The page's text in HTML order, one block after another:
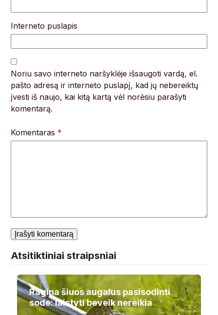
Interneto puslapis
Noriu savo interneto naršyklėje išsaugoti vardą, el.
pašto adresą ir interneto puslapį, kad jų nebereiktų
įvesti iš naujo, kai kitą kartą vėl norėsiu parašyti
komentarą.
Komentaras *
Atsitiktiniai straipsniai
Ragina šiuos augalus pasisodinti
sode: laistyti beveik nereikia